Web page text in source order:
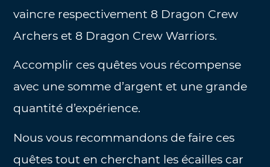
vaincre respectivement 8 Dragon Crew
Archers et 8 Dragon Crew Warriors.
Accomplir ces quêtes vous récompense
avec une somme d’argent et une grande
quantité d’expérience.
Nous vous recommandons de faire ces
quêtes tout en cherchant les écailles car